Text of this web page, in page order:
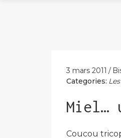
3 mars 2011
Categories:
Miel…
Coucou